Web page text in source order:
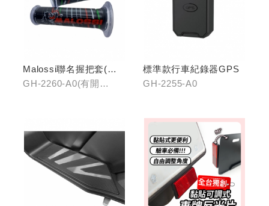
Malossi聯名握把套(有
開口)/(無開口)
GH-2260-A0(有開
標準款行車紀錄器GPS
GH-2255-A0